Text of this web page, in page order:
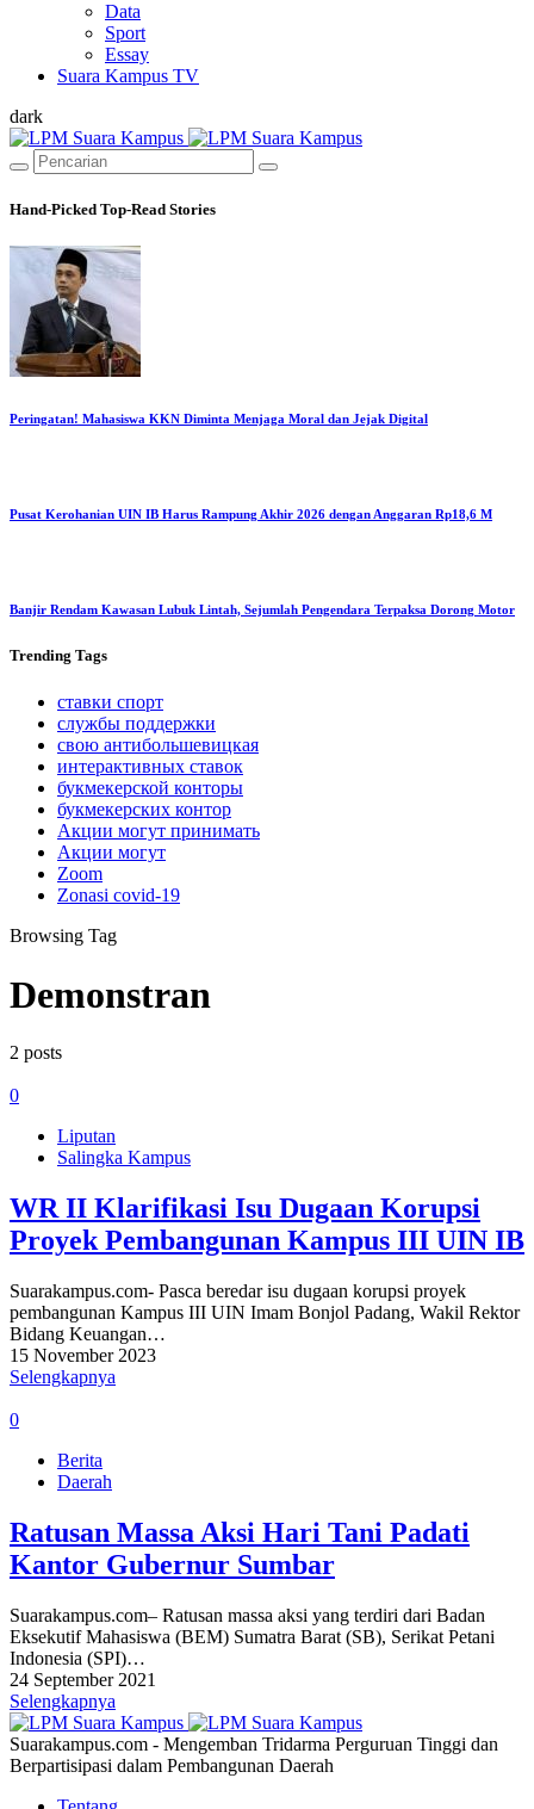
Data
Sport
Essay
Suara Kampus TV
dark
Hand-Picked Top-Read Stories
Peringatan! Mahasiswa KKN Diminta Menjaga Moral dan Jejak Digital
Pusat Kerohanian UIN IB Harus Rampung Akhir 2026 dengan Anggaran Rp18,6 M
Banjir Rendam Kawasan Lubuk Lintah, Sejumlah Pengendara Terpaksa Dorong Motor
Trending Tags
ставки спорт
службы поддержки
свою антибольшевицкая
интерактивных ставок
букмекерской конторы
букмекерских контор
Акции могут принимать
Акции могут
Zoom
Zonasi covid-19
Browsing Tag
Demonstran
2 posts
0
Liputan
Salingka Kampus
WR II Klarifikasi Isu Dugaan Korupsi
Proyek Pembangunan Kampus III UIN IB
Suarakampus.com- Pasca beredar isu dugaan korupsi proyek
pembangunan Kampus III UIN Imam Bonjol Padang, Wakil Rektor
Bidang Keuangan…
15 November 2023
Selengkapnya
0
Berita
Daerah
Ratusan Massa Aksi Hari Tani Padati
Kantor Gubernur Sumbar
Suarakampus.com– Ratusan massa aksi yang terdiri dari Badan
Eksekutif Mahasiswa (BEM) Sumatra Barat (SB), Serikat Petani
Indonesia (SPI)…
24 September 2021
Selengkapnya
Suarakampus.com - Mengemban Tridarma Perguruan Tinggi dan
Berpartisipasi dalam Pembangunan Daerah